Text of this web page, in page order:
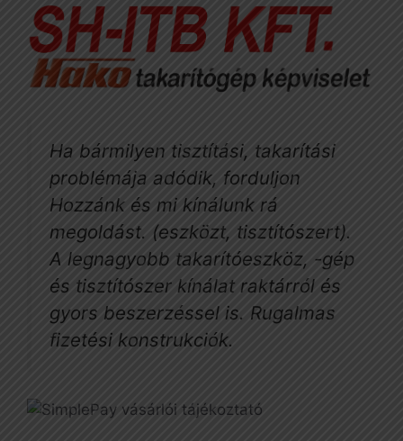
Ha bármilyen tisztítási, takarítási
problémája adódik, forduljon
Hozzánk és mi kínálunk rá
megoldást. (eszközt, tisztítószert).
A legnagyobb takarítóeszköz, -gép
és tisztítószer kínálat raktárról és
gyors beszerzéssel is. Rugalmas
fizetési konstrukciók.